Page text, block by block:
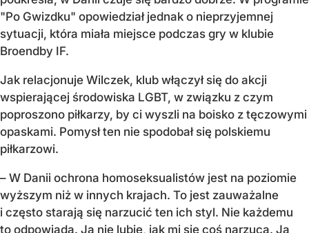
"Po Gwizdku" opowiedział jednak o nieprzyjemnej
sytuacji, która miała miejsce podczas gry w klubie
Broendby IF.
Jak relacjonuje Wilczek, klub włączył się do akcji
wspierającej środowiska LGBT, w związku z czym
poproszono piłkarzy, by ci wyszli na boisko z tęczowymi
opaskami. Pomysł ten nie spodobał się polskiemu
piłkarzowi.
– W Danii ochrona homoseksualistów jest na poziomie
wyższym niż w innych krajach. To jest zauważalne
i często starają się narzucić ten ich styl. Nie każdemu
to odpowiada. Ja nie lubię, jak mi się coś narzuca. Ja